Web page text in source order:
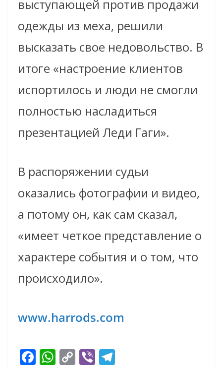
выступающей против продажи
одежды из меха, решили
высказать свое недовольство. В
итоге «настроение клиентов
испортилось и люди не смогли
полностью насладиться
презентацией Леди Гаги».
В распоряжении судьи
оказались фотографии и видео,
а потому он, как сам сказал,
«имеет четкое представление о
характере события и о том, что
происходило».
www.harrods.com
F W C Vi